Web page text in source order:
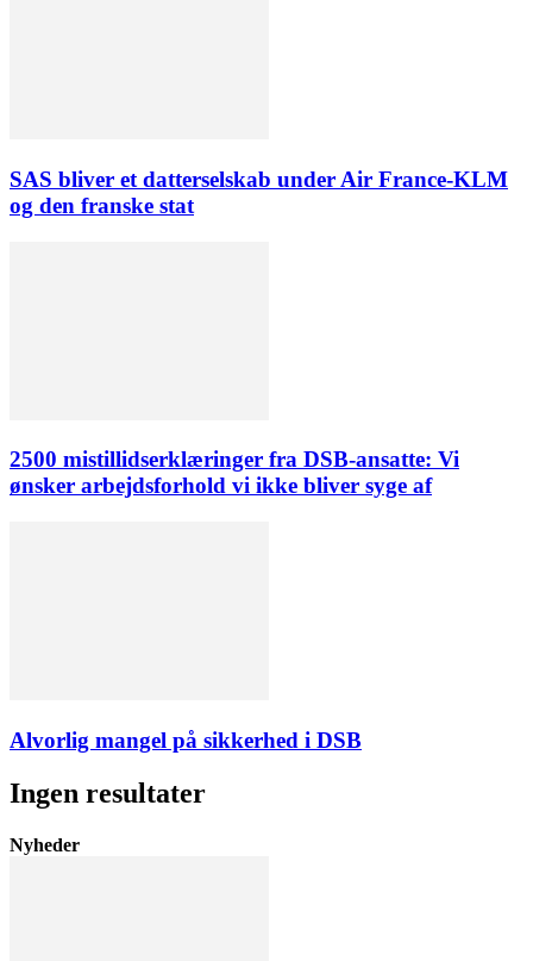
SAS bliver et datterselskab under Air France-KLM
og den franske stat
2500 mistillidserklæringer fra DSB-ansatte: Vi
ønsker arbejdsforhold vi ikke bliver syge af
Alvorlig mangel på sikkerhed i DSB
Ingen resultater
Nyheder